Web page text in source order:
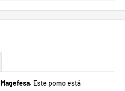
Magefesa. Este pomo está